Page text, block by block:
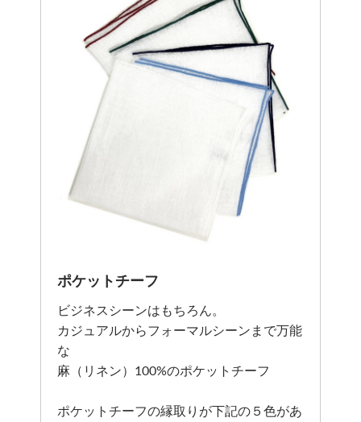
ポケットチーフ
ビジネスシーンはもちろん。
カジュアルからフォーマルシーンまで万能
な
麻（リネン）100%のポケットチーフ
ポケットチーフの縁取りが下記の５色があ